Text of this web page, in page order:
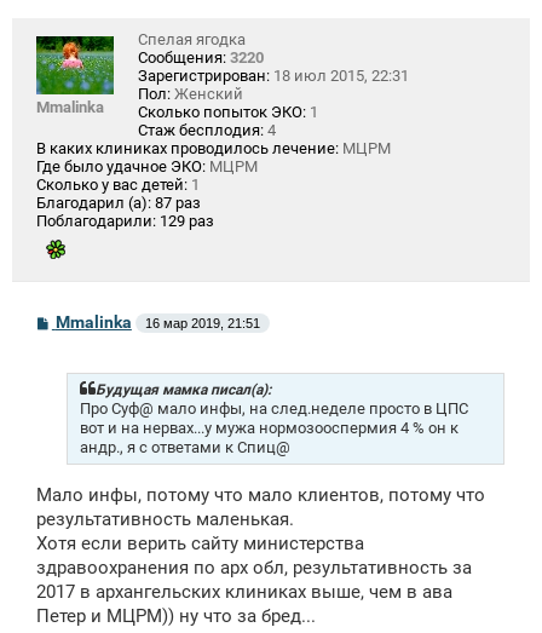
Mmalinka
Спелая ягодка
Сообщения: 3220
Зарегистрирован: 18 июл 2015, 22:31
Пол: Женский
Сколько попыток ЭКО: 1
Стаж бесплодия: 4
В каких клиниках проводилось лечение: МЦРМ
Где было удачное ЭКО: МЦРМ
Сколько у вас детей: 1
Благодарил (а): 87 раз
Поблагодарили: 129 раз
СMmalinka 16 мар 2019, 21:51
Будущая мамка писал(а):
Про Суф@ мало инфы, на след.неделе просто в ЦПС
вот и на нервах...у мужа нормозооспермия 4 % он к
андр., я с ответами к Спиц@
Мало инфы, потому что мало клиентов, потому что
результативность маленькая.
Хотя если верить сайту министерства
здравоохранения по арх обл, результативность за
2017 в архангельских клиниках выше, чем в ава
Петер и МЦРМ)) ну что за бред...